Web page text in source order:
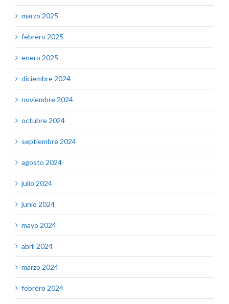
marzo 2025
febrero 2025
enero 2025
diciembre 2024
noviembre 2024
octubre 2024
septiembre 2024
agosto 2024
julio 2024
junio 2024
mayo 2024
abril 2024
marzo 2024
febrero 2024